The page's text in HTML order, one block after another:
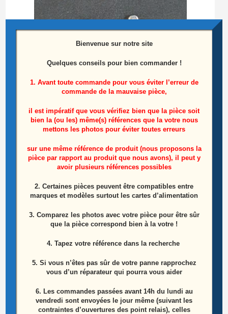
Ensemble 5 Supports Réflecteurs Télé Lg
47LA620S-ZA
5,00€
Ajouter au panier
Bienvenue sur notre site
Quelques conseils pour bien commander !
1. Avant toute commande pour vous éviter l’erreur de
commande de la mauvaise pièce,
il est impératif que vous vérifiez bien que la pièce soit
bien la (ou les) même(s) références que la votre nous
mettons les photos pour éviter toutes erreurs
sur une même référence de produit (nous proposons la
pièce par rapport au produit que nous avons), il peut y
avoir plusieurs références possibles
2. Certaines pièces peuvent être compatibles entre
marques et modèles surtout les cartes d’alimentation
3. Comparez les photos avec votre pièce pour être sûr
que la pièce correspond bien à la votre !
4. Tapez votre référence dans la recherche
5. Si vous n’êtes pas sûr de votre panne rapprochez
vous d’un réparateur qui pourra vous aider
6. Les commandes passées avant 14h du lundi au
vendredi sont envoyées le jour même (suivant les
contraintes d’ouvertures des point relais), celles